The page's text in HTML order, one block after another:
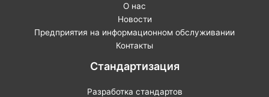
О нас
Новости
Предприятия на информационном обслуживании
Контакты
Стандартизация
Разработка стандартов